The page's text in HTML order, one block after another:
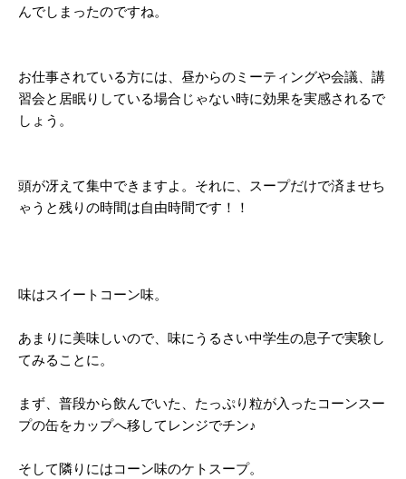
んでしまったのですね。
お仕事されている方には、昼からのミーティングや会議、講
習会と居眠りしている場合じゃない時に効果を実感されるで
しょう。
頭が冴えて集中できますよ。それに、スープだけで済ませち
ゃうと残りの時間は自由時間です！！
味はスイートコーン味。
あまりに美味しいので、味にうるさい中学生の息子で実験し
てみることに。
まず、普段から飲んでいた、たっぷり粒が入ったコーンスー
プの缶をカップへ移してレンジでチン♪
そして隣りにはコーン味のケトスープ。